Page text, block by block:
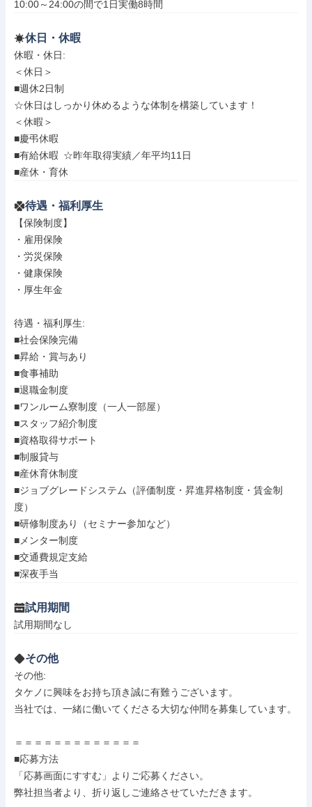
10:00～24:00の間で1日実働8時間
休日・休暇
休暇・休日:
＜休日＞
■週休2日制
☆休日はしっかり休めるような体制を構築しています！
＜休暇＞
■慶弔休暇
■有給休暇 ☆昨年取得実績／年平均11日
■産休・育休
待遇・福利厚生
【保険制度】
・雇用保険
・労災保険
・健康保険
・厚生年金
待遇・福利厚生:
■社会保険完備
■昇給・賞与あり
■食事補助
■退職金制度
■ワンルーム寮制度（一人一部屋）
■スタッフ紹介制度
■資格取得サポート
■制服貸与
■産休育休制度
■ジョブグレードシステム（評価制度・昇進昇格制度・賃金制
度）
■研修制度あり（セミナー参加など）
■メンター制度
■交通費規定支給
■深夜手当
試用期間
試用期間なし
その他
その他:
タケノに興味をお持ち頂き誠に有難うございます。
当社では、一緒に働いてくださる大切な仲間を募集しています。
＝＝＝＝＝＝＝＝＝＝＝＝＝
■応募方法
「応募画面にすすむ」よりご応募ください。
弊社担当者より、折り返しご連絡させていただきます。